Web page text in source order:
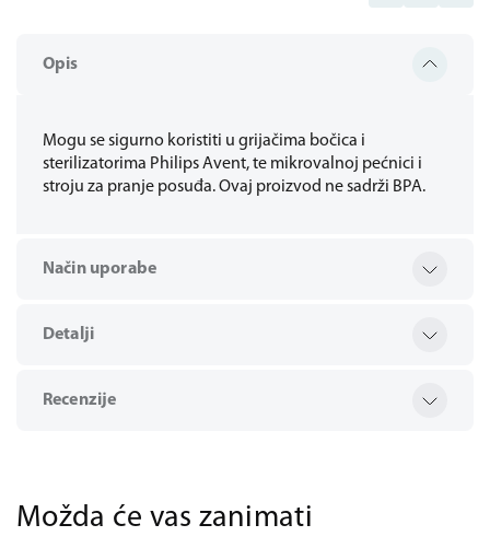
Opis
Mogu se sigurno koristiti u grijačima bočica i
sterilizatorima Philips Avent, te mikrovalnoj pećnici i
stroju za pranje posuđa. Ovaj proizvod ne sadrži BPA.
Način uporabe
Detalji
Recenzije
Možda će vas zanimati